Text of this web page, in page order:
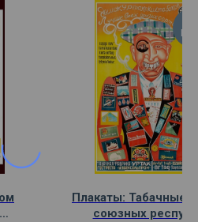
Плакаты: Табачные
союзных